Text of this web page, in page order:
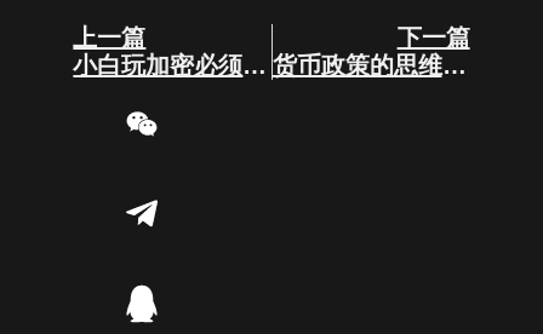
Prev
上一篇
小白玩加密必须算的十笔账！
下一篇
货币政策的思维导图